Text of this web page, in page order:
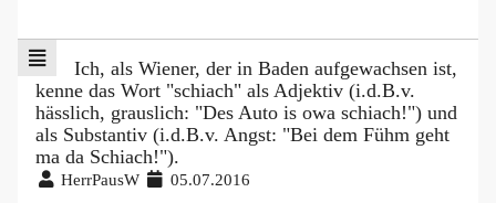
Ich, als Wiener, der in Baden aufgewachsen ist,
kenne das Wort "schiach" als Adjektiv (i.d.B.v.
hässlich, grauslich: "Des Auto is owa schiach!") und
als Substantiv (i.d.B.v. Angst: "Bei dem Fühm geht
ma da Schiach!").
HerrPausW 05.07.2016